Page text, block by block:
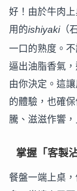
好！由於牛肉
用的ishiyaki（
一口的熟度。
逼出油脂香氣
由你決定。這
的體驗，也確
騰、滋滋作響
掌握「客製
餐盤一端上桌